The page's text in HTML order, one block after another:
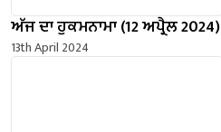
ਅੱਜ ਦਾ ਹੁਕਮਨਾਮਾ (12 ਅਪ੍ਰੈਲ 2024)
13th April 2024